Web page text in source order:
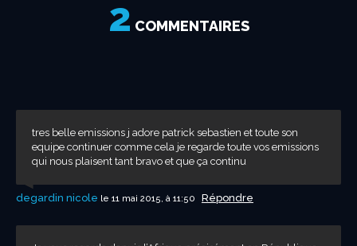
2 COMMENTAIRES
tres belle emissions j adore patrick sebastien et toute son
equipe continuer comme cela je regarde toute vos emissions
qui nous plaisent tant bravo et que ça continu
degardin nicole le 11 mai 2015, à 11:50 Répondre